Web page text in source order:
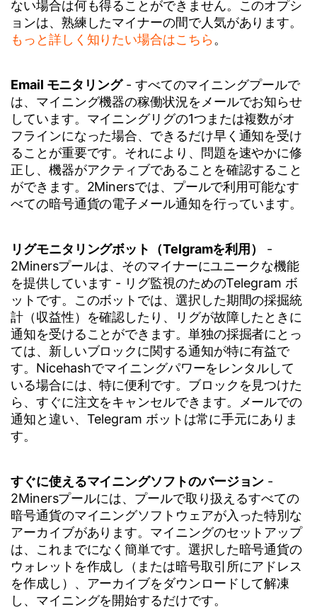
ない場合は何も得ることができません。このオプシ
ョンは、熟練したマイナーの間で人気があります。
もっと詳しく知りたい場合はこちら。
Email モニタリング- すべてのマイニングプールで
は、マイニング機器の稼働状況をメールでお知らせ
しています。マイニングリグの1つまたは複数がオ
フラインになった場合、できるだけ早く通知を受け
ることが重要です。それにより、問題を速やかに修
正し、機器がアクティブであることを確認すること
ができます。2Minersでは、プールで利用可能なす
べての暗号通貨の電子メール通知を行っています。
リグモニタリングボット（Telgramを利用）
-
2Minersプールは、そのマイナーにユニークな機能
を提供しています - リグ監視のためのTelegram ボ
ットです。このボットでは、選択した期間の採掘統
計（収益性）を確認したり、リグが故障したときに
通知を受けることができます。単独の採掘者にとっ
ては、新しいブロックに関する通知が特に有益で
す。Nicehashでマイニングパワーをレンタルして
いる場合には、特に便利です。ブロックを見つけた
ら、すぐに注文をキャンセルできます。メールでの
通知と違い、Telegram ボットは常に手元にありま
す。
すぐに使えるマイニングソフトのバージョン -
2Minersプールには、プールで取り扱えるすべての
暗号通貨のマイニングソフトウェアが入った特別な
アーカイブがあります。マイニングのセットアップ
は、これまでになく簡単です。選択した暗号通貨の
ウォレットを作成し（または暗号取引所にアドレス
を作成し）、アーカイブをダウンロードして解凍
し、マイニングを開始するだけです。